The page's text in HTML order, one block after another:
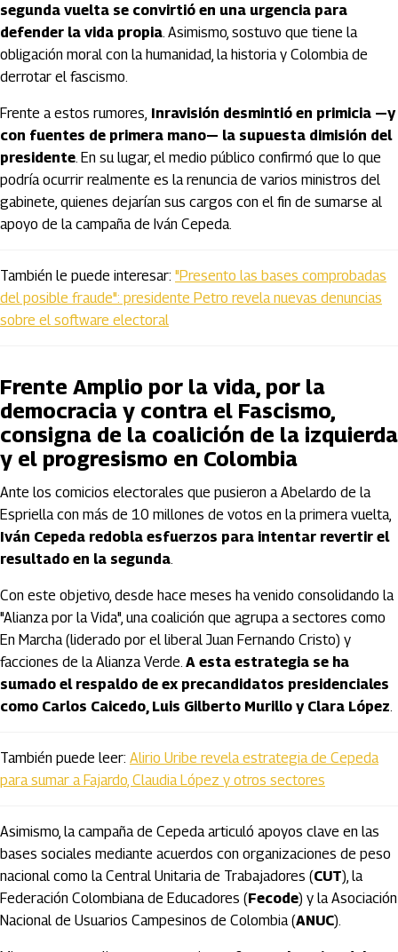
segunda vuelta se convirtió en una urgencia para
defender la vida propia. Asimismo, sostuvo que tiene la
obligación moral con la humanidad, la historia y Colombia de
derrotar el fascismo.
Frente a estos rumores, Inravisión desmintió en primicia —y
con fuentes de primera mano— la supuesta dimisión del
presidente. En su lugar, el medio público confirmó que lo que
podría ocurrir realmente es la renuncia de varios ministros del
gabinete, quienes dejarían sus cargos con el fin de sumarse al
apoyo de la campaña de Iván Cepeda.
También le puede interesar: "Presento las bases comprobadas
del posible fraude": presidente Petro revela nuevas denuncias
sobre el software electoral
Frente Amplio por la vida, por la
democracia y contra el Fascismo,
consigna de la coalición de la izquierda
y el progresismo en Colombia
Ante los comicios electorales que pusieron a Abelardo de la
Espriella con más de 10 millones de votos en la primera vuelta,
Iván Cepeda redobla esfuerzos para intentar revertir el
resultado en la segunda.
Con este objetivo, desde hace meses ha venido consolidando la
"Alianza por la Vida", una coalición que agrupa a sectores como
En Marcha (liderado por el liberal Juan Fernando Cristo) y
facciones de la Alianza Verde. A esta estrategia se ha
sumado el respaldo de ex precandidatos presidenciales
como Carlos Caicedo, Luis Gilberto Murillo y Clara López.
También puede leer: Alirio Uribe revela estrategia de Cepeda
para sumar a Fajardo, Claudia López y otros sectores
Asimismo, la campaña de Cepeda articuló apoyos clave en las
bases sociales mediante acuerdos con organizaciones de peso
nacional como la Central Unitaria de Trabajadores (CUT), la
Federación Colombiana de Educadores (Fecode) y la Asociación
Nacional de Usuarios Campesinos de Colombia (ANUC).